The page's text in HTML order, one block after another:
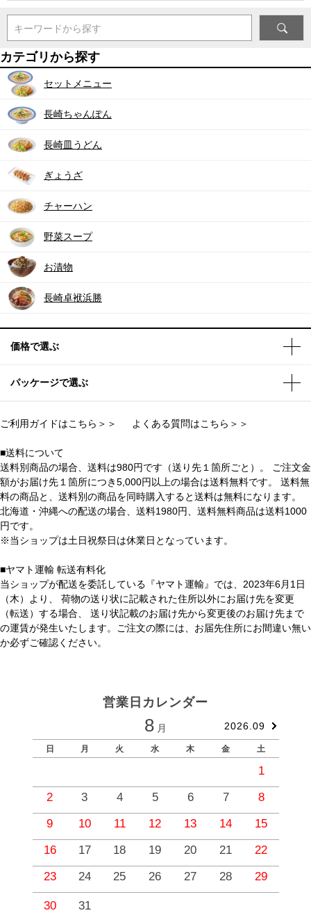
キーワードから探す
カテゴリから探す
セットメニュー
長崎ちゃんぽん
長崎皿うどん
ぎょうざ
チャーハン
野菜スープ
お漬物
長崎卓袱浜勝
価格で選ぶ
パッケージで選ぶ
ご利用ガイドはこちら＞＞ よくある質問はこちら＞＞
■送料について
送料別商品の場合、送料は980円です（送り先１箇所ごと）。 ご注文金
額がお届け先１箇所につき5,000円以上の場合は送料無料です。 送料無
料の商品と、送料別の商品を同時購入すると送料は無料になります。
北海道・沖縄への配送の場合、送料1980円、送料無料商品は送料1000
円です。
※当ショップは土日祝祭日は休業日となっています。
■ヤマト運輸 転送有料化
当ショップが配送を委託している『ヤマト運輸』では、2023年6月1日
（木）より、 荷物の送り状に記載された住所以外にお届け先を変更
（転送）する場合、 送り状記載のお届け先から変更後のお届け先まで
の運賃が発生いたします。ご注文の際には、お届先住所にお間違い無い
か必ずご確認ください。
営業日カレンダー
8 月 2026.09
日 月 火 水 木 金 土
1
2
3 4 5 6 7
8
9
10 11 12 13 14
15
16
17 18 19 20 21
22
23
24 25 26 27 28 29
30 31